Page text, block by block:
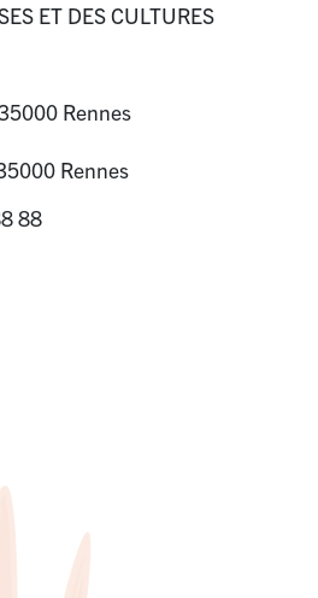
ET DES CULTURES
Rennes
Rennes
88